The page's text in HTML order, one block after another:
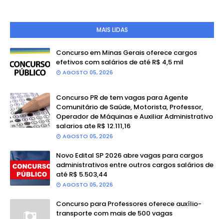
MAIS LIDAS
Concurso em Minas Gerais oferece cargos
efetivos com salários de até R$ 4,5 mil
AGOSTO 05, 2026
Concurso PR de tem vagas para Agente
Comunitário de Saúde, Motorista, Professor,
Operador de Máquinas e Auxiliar Administrativo
salarios ate R$ 12.111,16
AGOSTO 05, 2026
Novo Edital SP 2026 abre vagas para cargos
administrativos entre outros cargos salários de
até R$ 5.503,44
AGOSTO 05, 2026
Concurso para Professores oferece auxílio-
transporte com mais de 500 vagas